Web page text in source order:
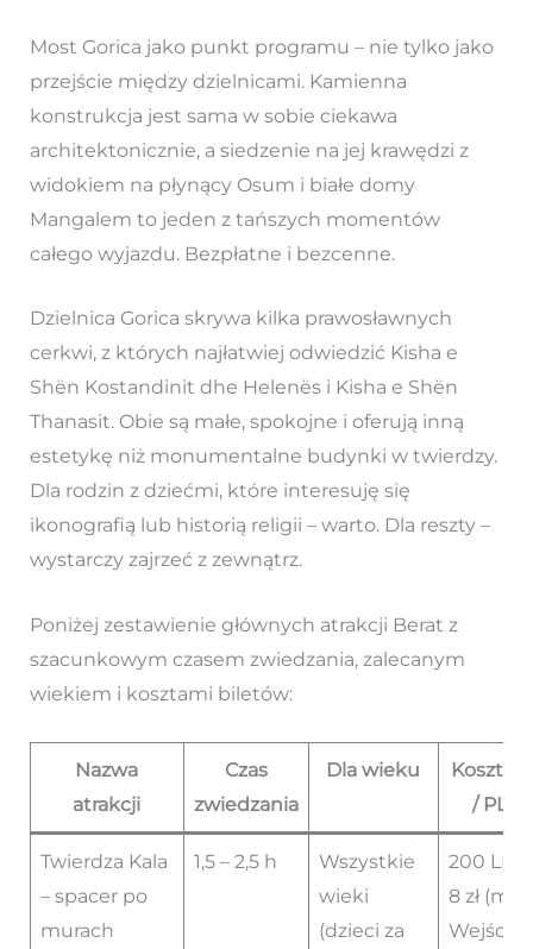
Most Gorica jako punkt programu – nie tylko jako
przejście między dzielnicami. Kamienna
konstrukcja jest sama w sobie ciekawa
architektonicznie, a siedzenie na jej krawędzi z
widokiem na płynący Osum i białe domy
Mangalem to jeden z tańszych momentów
całego wyjazdu. Bezpłatne i bezcenne.
Dzielnica Gorica skrywa kilka prawosławnych
cerkwi, z których najłatwiej odwiedzić Kisha e
Shën Kostandinit dhe Helenës i Kisha e Shën
Thanasit. Obie są małe, spokojne i oferują inną
estetykę niż monumentalne budynki w twierdzy.
Dla rodzin z dziećmi, które interesuję się
ikonografią lub historią religii – warto. Dla reszty –
wystarczy zajrzeć z zewnątrz.
Poniżej zestawienie głównych atrakcji Berat z
szacunkowym czasem zwiedzania, zalecanym
wiekiem i kosztami biletów:
Nazwa
atrakcji
Czas
zwiedzania
Dla wieku
Koszt
/ PLN)
Twierdza Kala
– spacer po
murach
1,5 – 2,5 h
Wszystkie
wieki
(dzieci za
200 LEK
8 zł
Wejście